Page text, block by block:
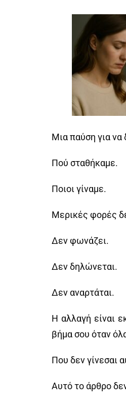
Μια παύση για να
Πού σταθήκαμε.
Ποιοι γίναμε.
Μερικές φορές
Δεν φωνάζει.
Δεν δηλώνεται.
Δεν αναρτάται.
Η αλλαγή είναι
βήμα σου όταν
Που δεν γίνεσαι
Αυτό το άρθρο